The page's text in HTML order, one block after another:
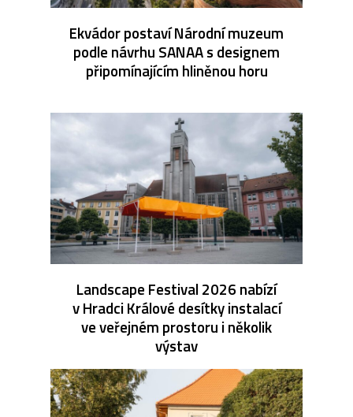
Ekvádor postaví Národní muzeum
podle návrhu SANAA s designem
připomínajícím hliněnou horu
Landscape Festival 2026 nabízí
v Hradci Králové desítky instalací
ve veřejném prostoru i několik
výstav